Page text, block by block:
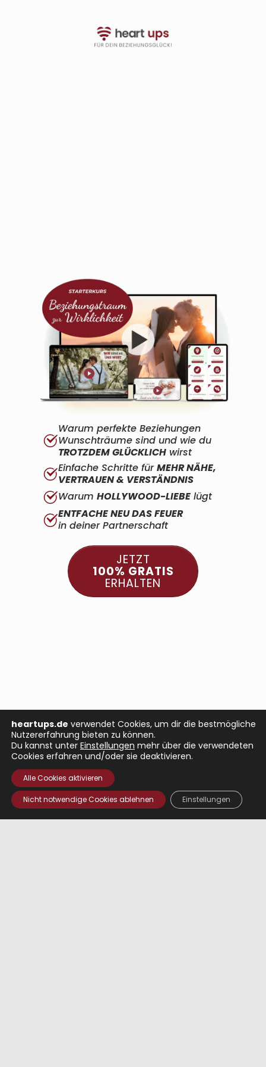
Warum perfekte Beziehungen
Wunschträume sind und wie du
TROTZDEM GLÜCKLICH wirst
Einfache Schritte fürMEHR NÄHE,
VERTRAUEN & VERSTÄNDNIS
WarumHOLLYWOOD-LIEBE lügt
ENTFACHE NEU DAS FEUER
in deiner Partnerschaft
JETZT
100% GRATIS
ERHALTEN
heartups.de verwendet Cookies, um dir die bestmögliche
Nutzererfahrung bieten zu können.
Du kannst unter Einstellungen mehr über die verwendeten
Cookies erfahren und/oder sie deaktivieren.
Alle Cookies aktivieren
Nicht notwendige Cookies ablehnen Einstellungen